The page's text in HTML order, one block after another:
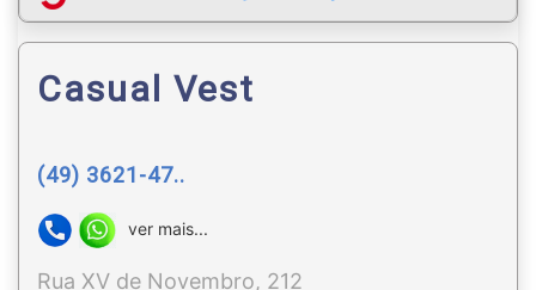
Casual Vest
(49) 3621-47..
ver mais...
Rua XV de Novembro, 212